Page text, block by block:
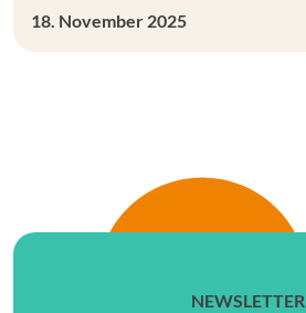
18. November 2025
NEWSLETTER